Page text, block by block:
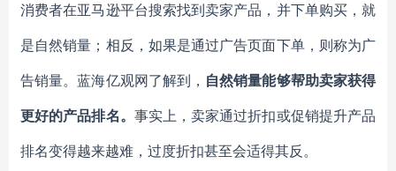
消费者在亚马逊平台搜索找到卖家产品，并下单购买，就
是自然销量；相反，如果是通过广告页面下单，则称为广
告销量。蓝海亿观网了解到， 自然销量能够帮助卖家获得
更好的产品排名。 事实上，卖家通过折扣或促销提升产品
排名变得越来越难，过度折扣甚至会适得其反。